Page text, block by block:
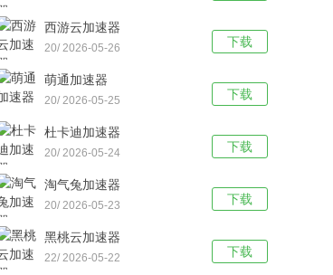
下载
西游云加速器
20/ 2026-05-26
下载
萌通加速器
20/ 2026-05-25
下载
杜卡迪加速器
20/ 2026-05-24
下载
淘气兔加速器
20/ 2026-05-23
下载
黑桃云加速器
22/ 2026-05-22